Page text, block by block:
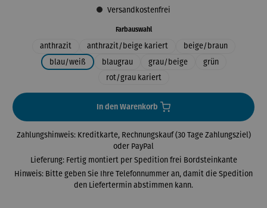
Versandkostenfrei
Farbauswahlauswählen
anthrazit anthrazit/beige kariert
beige/braun
blau/weiß
blaugrau grau/beige
grün
rot/grau kariert
In den Warenkorb
Zahlungshinweis: Kreditkarte, Rechnungskauf (30 Tage Zahlungsziel)
oder PayPal
Lieferung: Fertig montiert per Spedition frei Bordsteinkante
Hinweis: Bitte geben Sie Ihre Telefonnummer an, damit die Spedition
den Liefertermin abstimmen kann.